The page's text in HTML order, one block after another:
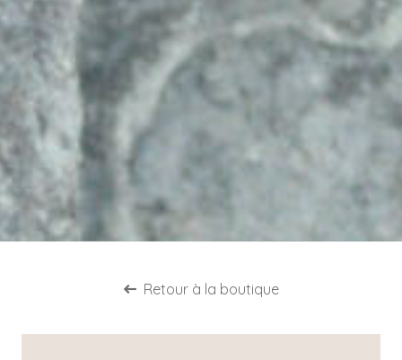
Retour à la boutique